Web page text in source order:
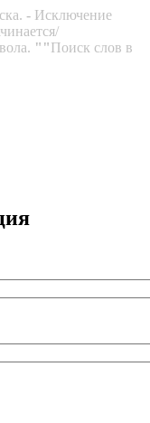
- Исключение
""Поиск слов в